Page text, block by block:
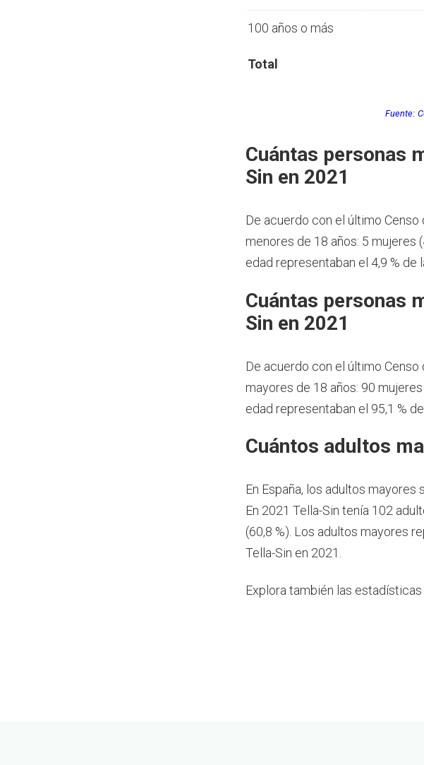
100 años o más
Total
Fuente:
Cuántas personas
Sin en 2021
De acuerdo con el último
menores de 18 años: 5 mujeres
edad representaban el 4,9 % de
Cuántas personas
Sin en 2021
De acuerdo con el último
mayores de 18 años: 90
edad representaban el 95,1 %
Cuántos adultos
En España, los adultos
En 2021 Tella-Sin tenía 102
(60,8 %). Los adultos mayores
Tella-Sin en 2021.
Explora también las